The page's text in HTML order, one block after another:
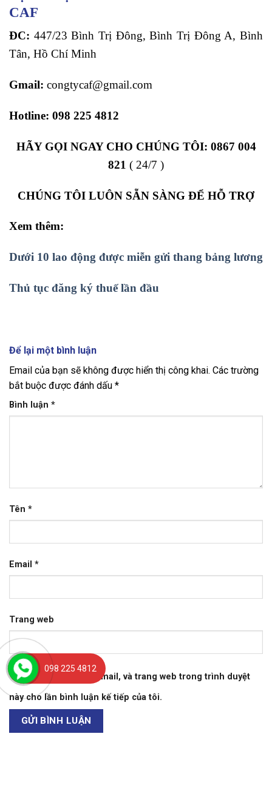
CAF
ĐC: 447/23 Bình Trị Đông, Bình Trị Đông A, Bình
Tân, Hồ Chí Minh
Gmail: congtycaf@gmail.com
Hotline: 098 225 4812
HÃY GỌI NGAY CHO CHÚNG TÔI: 0867 004
821 ( 24/7 )
CHÚNG TÔI LUÔN SẴN SÀNG ĐỂ HỖ TRỢ
Xem thêm:
Dưới 10 lao động được miễn gửi thang bảng lương
Thủ tục đăng ký thuế lần đầu
Để lại một bình luận
Email của bạn sẽ không được hiển thị công khai. Các trường
bắt buộc được đánh dấu *
Bình luận *
Tên *
Email *
Trang web
Lưu tên của tôi, email, và trang web trong trình duyệt
này cho lần bình luận kế tiếp của tôi.
098 225 4812